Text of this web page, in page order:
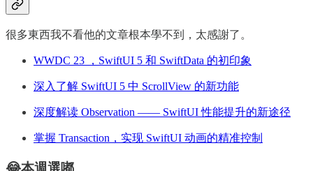
很多東西我不看他的文章根本學不到，太感謝了。
WWDC 23 ，SwiftUI 5 和 SwiftData 的初印象
深入了解 SwiftUI 5 中 ScrollView 的新功能
深度解读 Observation —— SwiftUI 性能提升的新途径
掌握 Transaction，实现 SwiftUI 动画的精准控制
😂本週選嘟